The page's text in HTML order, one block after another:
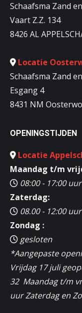
Schaafsma Zand
Vaart Z.Z. 134
8426 AL
Locatie
Schaafsma Zand
Esgang 4
8431 NM
OPENINGSTIJDEN
Locatie
Maandag t/m
08:00 - 17:00 uur
Zaterdag:
08.00 - 12:00 uur
Zondag :
gesloten
*Aangepaste
Vrijdag 17 juli
32 Maandag t/m
uur Zaterdag en